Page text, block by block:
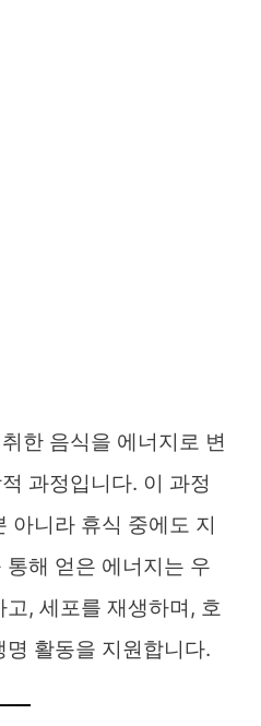
한 음식을 에너지로 변
과정입니다. 이 과정
아니라 휴식 중에도 지
해 얻은 에너지는 우
, 세포를 재생하며, 호
활동을 지원합니다.